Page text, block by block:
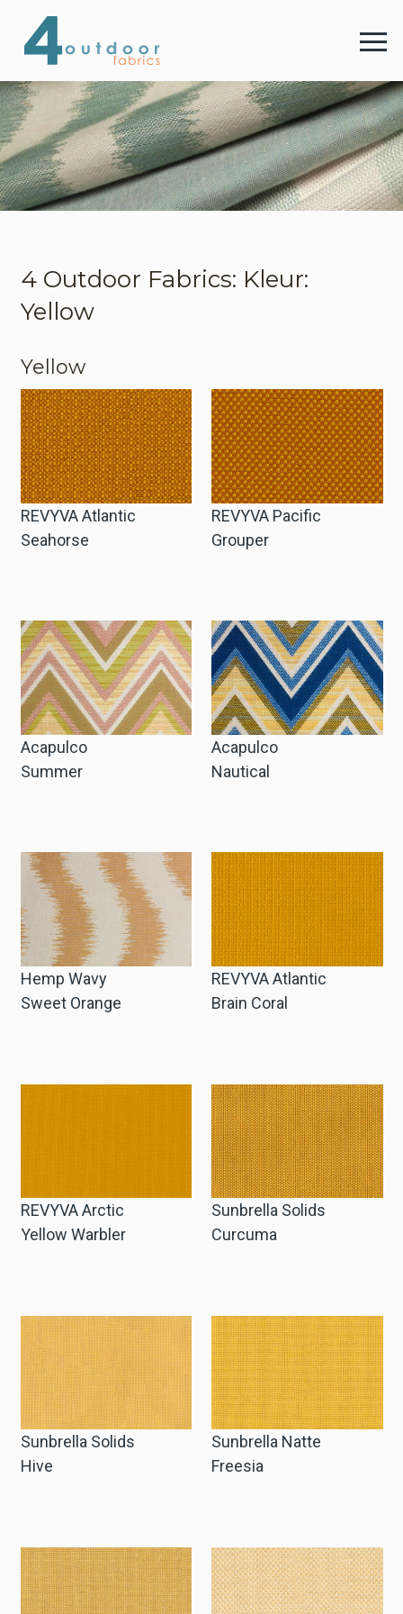
4
4 Outdoor Fabrics: Kleur:
Yellow
Yellow
REVYVA Atlantic
Seahorse
REVYVA Pacific
Grouper
Acapulco
Summer
Acapulco
Nautical
Hemp Wavy
Sweet Orange
REVYVA Atlantic
Brain Coral
REVYVA Arctic
Yellow Warbler
Sunbrella Solids
Curcuma
Sunbrella Solids
Hive
Sunbrella Natte
Freesia
Menu
4 Outdoor Fabrics
Stoffen
Webshop
Winkelwagen
Winkelwagen
Staalaanvraag
Account
Inloggen
Registreren
Taal
Deutsch
English